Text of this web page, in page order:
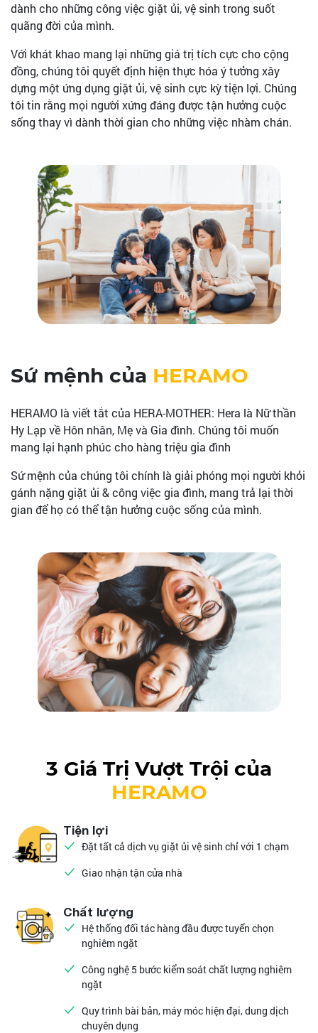
dành cho những công việc giặt ủi, vệ sinh trong suốt
quãng đời của mình.
Với khát khao mang lại những giá trị tích cực cho cộng
đồng, chúng tôi quyết định hiện thực hóa ý tưởng xây
dựng một ứng dụng giặt ủi, vệ sinh cực kỳ tiện lợi. Chúng
tôi tin rằng mọi người xứng đáng được tận hưởng cuộc
sống thay vì dành thời gian cho những việc nhàm chán.
Sứ mệnh của HERAMO
HERAMO là viết tắt của HERA-MOTHER: Hera là Nữ thần
Hy Lạp về Hôn nhân, Mẹ và Gia đình. Chúng tôi muốn
mang lại hạnh phúc cho hàng triệu gia đình
Sứ mệnh của chúng tôi chính là giải phóng mọi người khỏi
gánh nặng giặt ủi & công việc gia đình, mang trả lại thời
gian để họ có thể tận hưởng cuộc sống của mình.
3 Giá Trị Vượt Trội của
HERAMO
Tiện lợi
Đặt tất cả dịch vụ giặt ủi vệ sinh chỉ với 1 chạm
Giao nhận tận cửa nhà
Chất lượng
Hệ thống đối tác hàng đầu được tuyển chọn
nghiêm ngặt
Công nghệ 5 bước kiểm soát chất lượng nghiêm
ngặt
Quy trình bài bản, máy móc hiện đại, dung dịch
chuyên dụng